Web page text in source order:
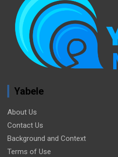
Yabele
About Us
Contact Us
Background and Context
Terms of Use